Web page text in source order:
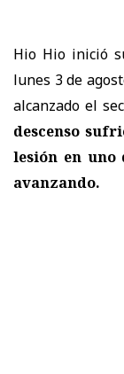
Hio Hio inició
lunes 3 de
alcanzado el
descenso
lesión en
avanzando.